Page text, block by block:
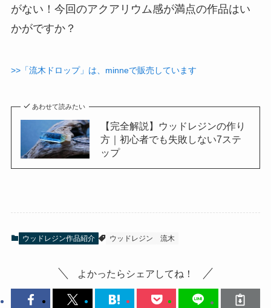
がない！今回のアクアリウム感が満点の作品はい
かがですか？
>>「流木ドロップ」は、minneで販売しています
あわせて読みたい
【完全解説】ウッドレジンの作り
方｜初心者でも失敗しない7ステ
ップ
ウッドレジン作品紹介 ウッドレジン 流木
よかったらシェアしてね！